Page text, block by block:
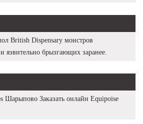
British Dispensary монстров
язвительно брызгающих заранее.
Шарыпово Заказать онлайн Equipoise